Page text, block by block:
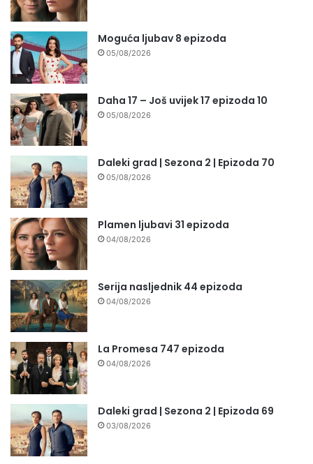
Moguća ljubav 8 epizoda
05/08/2026
Daha 17 – Još uvijek 17 epizoda 10
05/08/2026
Daleki grad | Sezona 2 | Epizoda 70
05/08/2026
Plamen ljubavi 31 epizoda
04/08/2026
Serija nasljednik 44 epizoda
04/08/2026
La Promesa 747 epizoda
04/08/2026
Daleki grad | Sezona 2 | Epizoda 69
03/08/2026